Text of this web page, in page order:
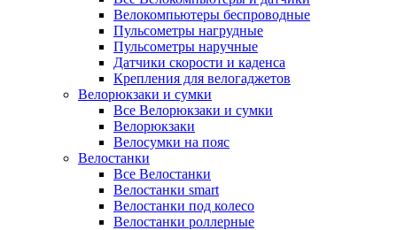
Велокомпьютеры беспроводные
Пульсометры нагрудные
Пульсометры наручные
Датчики скорости и каденса
Крепления для велогаджетов
Велорюкзаки и сумки
Все Велорюкзаки и сумки
Велорюкзаки
Велосумки на пояс
Велостанки
Все Велостанки
Велостанки smart
Велостанки под колесо
Велостанки роллерные